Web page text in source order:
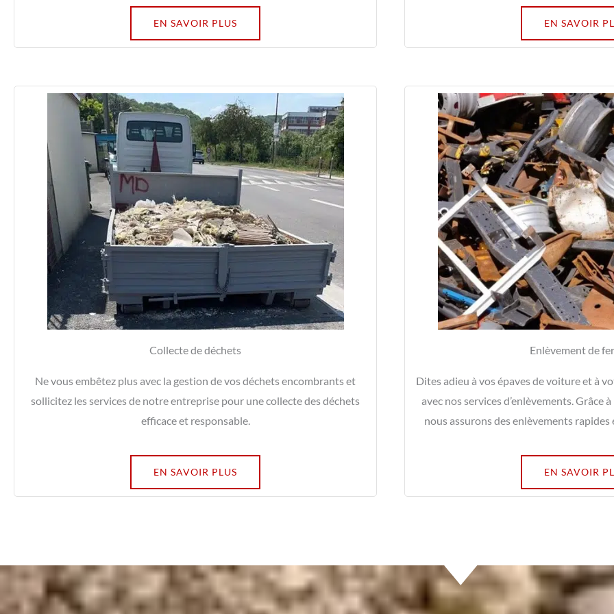
EN SAVOIR PLUS EN SAVOIR
Collecte de déchets
Ne vous embêtez plus avec la gestion de vos déchets encombrants et
sollicitez les services de notre entreprise pour une collecte des déchets
efficace et responsable.
EN SAVOIR PLUS
Enlèvement de
Dites adieu à vos épaves de voiture et à
avec nos services d’enlèvements. Grâce
nous assurons des enlèvements
EN SAVOIR